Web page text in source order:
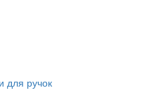
для ручок